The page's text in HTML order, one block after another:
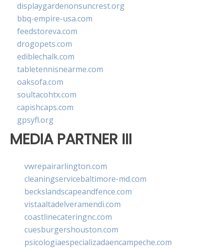
displaygardenonsuncrest.org
bbq-empire-usa.com
feedstoreva.com
drogopets.com
ediblechalk.com
tabletennisnearme.com
oaksofa.com
soultacohtx.com
capishcaps.com
gpsyfl.org
MEDIA PARTNER III
vwrepairarlington.com
cleaningservicebaltimore-md.com
beckslandscapeandfence.com
vistaaltadelveramendi.com
coastlinecateringnc.com
cuesburgershouston.com
psicologiaespecializadaencampeche.com